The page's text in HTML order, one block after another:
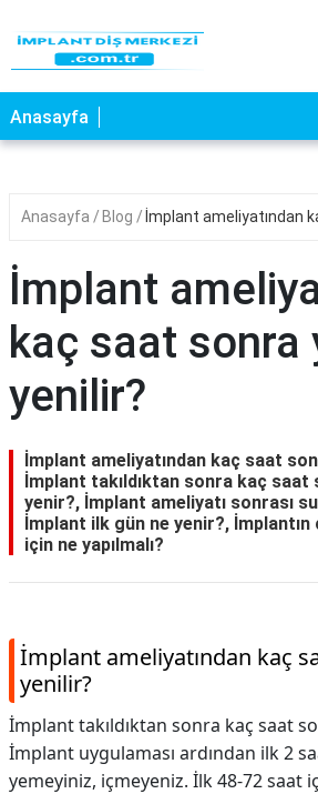
Anasayfa
Anasayfa Blog İmplant ameliyatından
İmplant
kaç saat sonra
yenilir?
İmplant ameliyatından kaç saat
İmplant takıldıktan sonra kaç saat
yenir?, İmplant ameliyatı sonrası
İmplant ilk gün ne yenir?,
için ne yapılmalı?
İmplant ameliyatından kaç
yenilir?
İmplant takıldıktan sonra kaç saat
İmplant uygulaması ardından ilk 2
yemeyiniz, içmeyeniz. İlk 48-72 saat